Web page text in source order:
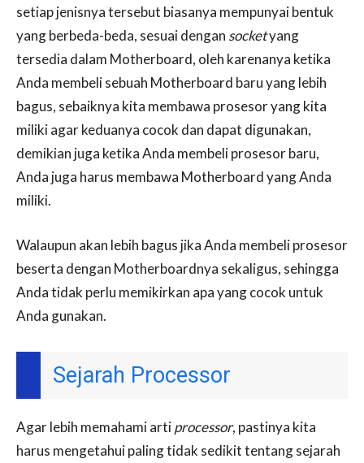
setiap jenisnya tersebut biasanya mempunyai bentuk
yang berbeda-beda, sesuai dengan socketyang
tersedia dalam Motherboard, oleh karenanya ketika
Anda membeli sebuah Motherboard baru yang lebih
bagus, sebaiknya kita membawa prosesor yang kita
miliki agar keduanya cocok dan dapat digunakan,
demikian juga ketika Anda membeli prosesor baru,
Anda juga harus membawa Motherboard yang Anda
miliki.
Walaupun akan lebih bagus jika Anda membeli prosesor
beserta dengan Motherboardnya sekaligus, sehingga
Anda tidak perlu memikirkan apa yang cocok untuk
Anda gunakan.
Sejarah Processor
Agar lebih memahami artiprocessor, pastinya kita
harus mengetahui paling tidak sedikit tentang sejarah